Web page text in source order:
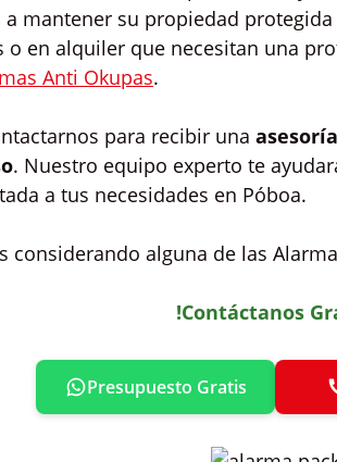
mantener su propiedad
o en alquiler que necesitan una
Anti Okupas.
para recibir una
. Nuestro equipo experto te
a tus necesidades en Póboa.
considerando alguna de las
!Contáctanos
Presupuesto Gratis